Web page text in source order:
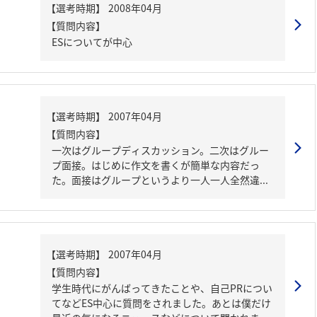
【質問内容】
ESについてが中心
【質問内容】
一次はグループディスカッション。二次はグルー
プ面接。はじめに作文を書くが簡単な内容だっ
た。面接はグループというより一人一人全然違...
【質問内容】
学生時代にがんばってきたことや、自己PRについ
てなどES中心に質問をされました。あとは僕だけ